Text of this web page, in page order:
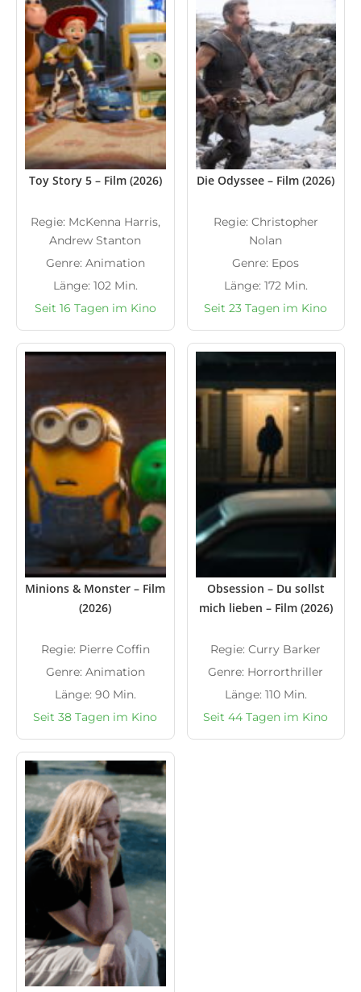
Toy Story 5 – Film (2026)
Regie: McKenna Harris,
Andrew Stanton
Genre: Animation
Länge: 102 Min.
Seit 16 Tagen im Kino
Die Odyssee – Film (2026)
Regie: Christopher
Nolan
Genre: Epos
Länge: 172 Min.
Seit 23 Tagen im Kino
Minions & Monster – Film
(2026)
Regie: Pierre Coffin
Genre: Animation
Länge: 90 Min.
Seit 38 Tagen im Kino
Obsession – Du sollst
mich lieben – Film (2026)
Regie: Curry Barker
Genre: Horrorthriller
Länge: 110 Min.
Seit 44 Tagen im Kino